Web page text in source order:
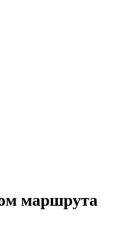
маршрута